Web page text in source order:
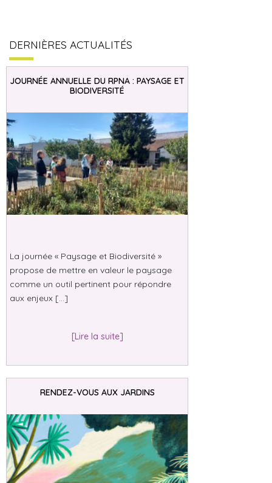
DERNIÈRES ACTUALITÉS
JOURNÉE ANNUELLE DU RPNA : PAYSAGE ET
BIODIVERSITÉ
La journée « Paysage et Biodiversité »
propose de mettre en valeur le paysage
comme un outil pertinent pour répondre
aux enjeux […]
[Lire la suite]
RENDEZ-VOUS AUX JARDINS